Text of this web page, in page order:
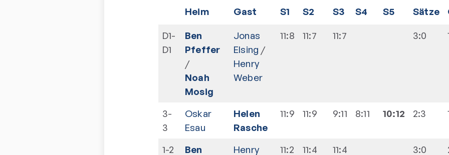
Heim Gast S1 S2 S3 S4 S5 Sätze
D1-
D1
Ben
Pfeffer
/
Noah
Mosig
Jonas
Elsing /
Henry
Weber
11:8 11:7 11:7 3:0
3-
3
Oskar
Esau
Helen
Rasche
11:9 11:9 9:11 8:11 10:12 2:3
1-2 Ben Henry 11:2 11:4 11:4 3:0